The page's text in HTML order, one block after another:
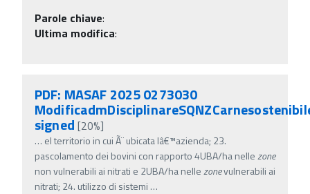
Parole chiave:
Ultima modifica:
PDF: MASAF 2025 0273030
signed [20%]
… el territorio in cui Ã¨ ubicata lâ€™azienda; 23.
pascolamento dei bovini con rapporto 4UBA/ha nellezone
non vulnerabili ai nitrati e 2UBA/ha nellezonevulnerabili ai
nitrati; 24. utilizzo di sistemi …